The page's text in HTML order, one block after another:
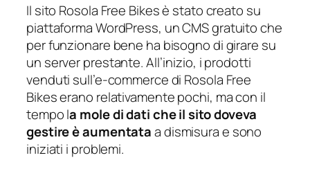
Il sito Rosola Free Bikes è stato creato su
piattaforma WordPress, un CMS gratuito che
per funzionare bene ha bisogno di girare su
un server prestante. All’inizio, i prodotti
venduti sull’e-commerce di Rosola Free
Bikes erano relativamente pochi, ma con il
tempo la mole di dati che il sito doveva
gestire è aumentataa dismisura e sono
iniziati i problemi.